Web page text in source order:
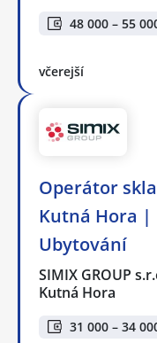
48 000 – 55
včerejší
Operátor
Kutná Hora |
Ubytování
SIMIX GROUP
Kutná Hora
31 000 – 34